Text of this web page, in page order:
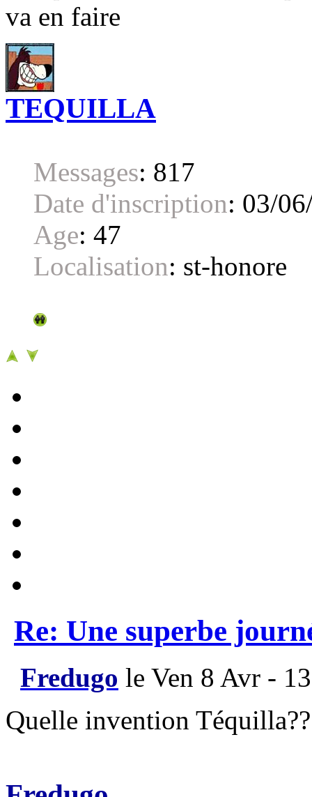
va en faire
TEQUILLA
Messages: 817
Date d'inscription: 03/
Age: 47
Localisation: st-honore
Re: Une superbe
Fredugo le Ven 8 Avr -
Quelle invention Téquilla??